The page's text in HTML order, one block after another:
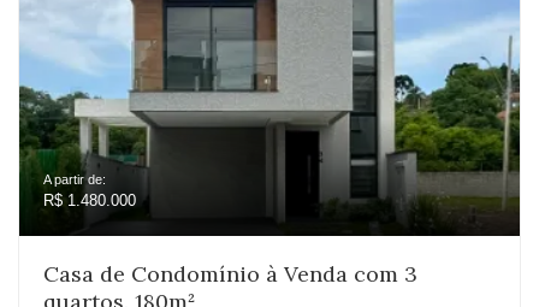
A partir de:
R$ 1.480.000
Casa de Condomínio à Venda com 3